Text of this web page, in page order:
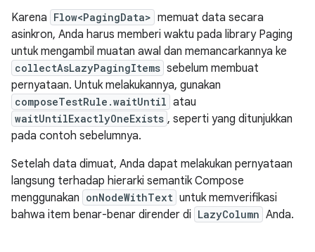
Karena Flow<PagingData> memuat data secara
asinkron, Anda harus memberi waktu pada library Paging
untuk mengambil muatan awal dan memancarkannya ke
collectAsLazyPagingItems sebelum membuat
pernyataan. Untuk melakukannya, gunakan
composeTestRule.waitUntil atau
waitUntilExactlyOneExists , seperti yang ditunjukkan
pada contoh sebelumnya.
Setelah data dimuat, Anda dapat melakukan pernyataan
langsung terhadap hierarki semantik Compose
menggunakan onNodeWithText untuk memverifikasi
bahwa item benar-benar dirender di LazyColumn Anda.